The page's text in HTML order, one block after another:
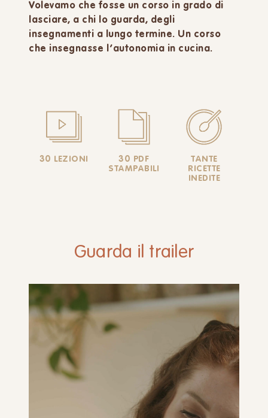
Volevamo che fosse un corso in grado di
lasciare, a chi lo guarda, degli
insegnamenti a lungo termine. Un corso
che insegnasse l’autonomia in cucina.
30 LEZIONI
30 PDF
STAMPABILI
TANTE
RICETTE
INEDITE
Guarda il trailer